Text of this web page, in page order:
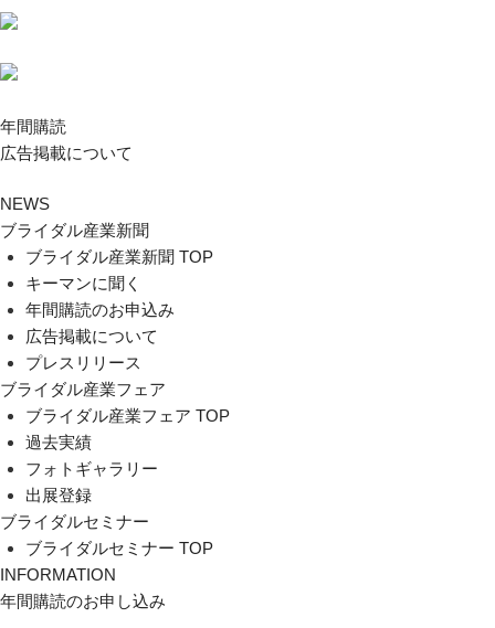
年間購読
広告掲載について
NEWS
ブライダル産業新聞
ブライダル産業新聞 TOP
キーマンに聞く
年間購読のお申込み
広告掲載について
プレスリリース
ブライダル産業フェア
ブライダル産業フェア TOP
過去実績
フォトギャラリー
出展登録
ブライダルセミナー
ブライダルセミナー TOP
INFORMATION
年間購読のお申し込み